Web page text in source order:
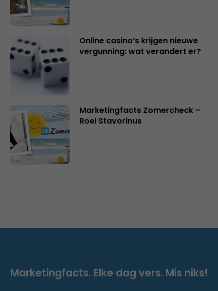
Online casino’s krijgen nieuwe
vergunning: wat verandert er?
Marketingfacts Zomercheck –
Roel Stavorinus
Marketingfacts. Elke dag vers. Mis niks!